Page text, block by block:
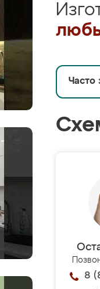
Часто
8